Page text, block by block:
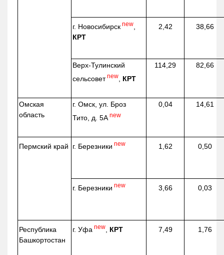
г. Новосибирск new
КРТ
2,42 38,66
Верх-Тулинский
сельсовет new КРТ
114,29 82,66
Омская
область
г. Омск, ул. Броз
Тито, д. 5А new
0,04 14,61
Пермский край г. Березники new 1,62 0,50
г. Березники new 3,66 0,03
Республика
Башкортостан
г. Уфа new КРТ 7,49 1,76